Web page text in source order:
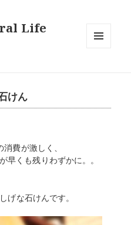
Life
けん
費が激しく、
早くも残りわずかに。。
げな石けんです。